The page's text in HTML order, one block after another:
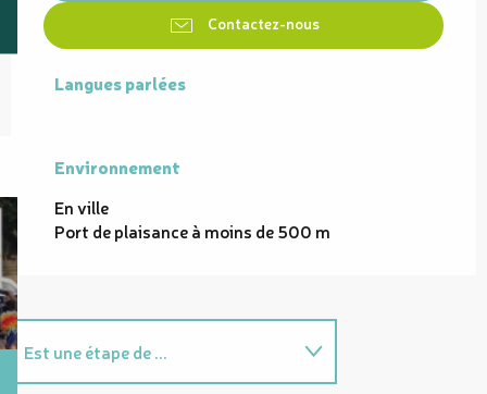
Contactez-nous
Langues parlées
Langues parlées
Environnement
Environnement
En ville
Port de plaisance à moins de 500 m
Est une étape de ...